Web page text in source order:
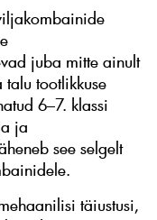
juba mitte ainult
tootlikkuse
6–7. klassi
ja
see selgelt
täiustusi,